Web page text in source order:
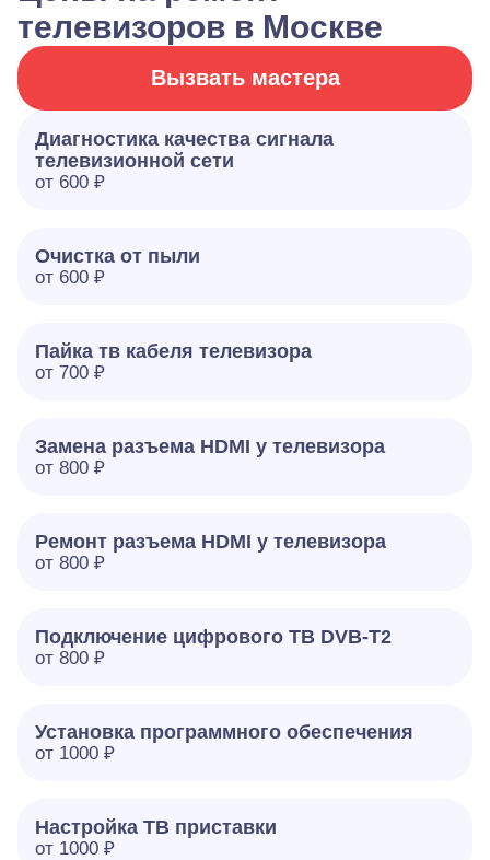
телевизоров в Москве
Вызвать мастера
Диагностика качества сигнала
телевизионной сети
от 600 ₽
Очистка от пыли
от 600 ₽
Пайка тв кабеля телевизора
от 700 ₽
Замена разъема HDMI у телевизора
от 800 ₽
Ремонт разъема HDMI у телевизора
от 800 ₽
Подключение цифрового ТВ DVB-T2
от 800 ₽
Установка программного обеспечения
от 1000 ₽
Настройка ТВ приставки
от 1000 ₽